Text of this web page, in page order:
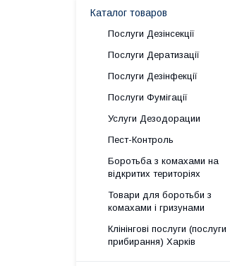
Каталог товаров
Послуги Дезінсекції
Послуги Дератизації
Послуги Дезінфекції
Послуги Фумігації
Услуги Дезодорации
Пест-Контроль
Боротьба з комахами на
відкритих територіях
Товари для боротьби з
комахами і гризунами
Клінінгові послуги (послуги
прибирання) Харків